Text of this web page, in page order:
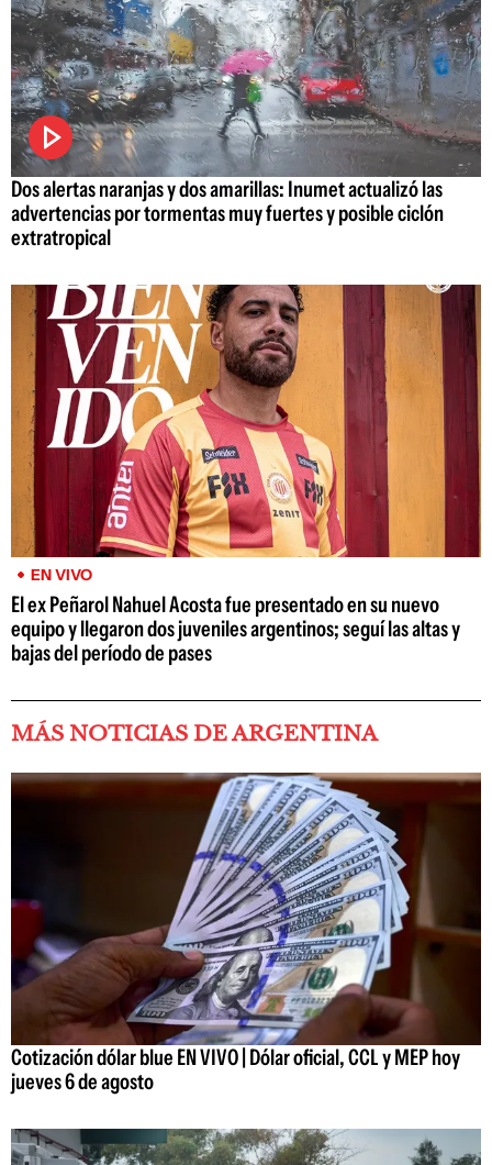
Dos alertas naranjas y dos amarillas: Inumet actualizó las
advertencias por tormentas muy fuertes y posible ciclón
extratropical
EN VIVO
El ex Peñarol Nahuel Acosta fue presentado en su nuevo
equipo y llegaron dos juveniles argentinos; seguí las altas y
bajas del período de pases
MÁS NOTICIAS DE ARGENTINA
Cotización dólar blue EN VIVO | Dólar oficial, CCL y MEP hoy
jueves 6 de agosto